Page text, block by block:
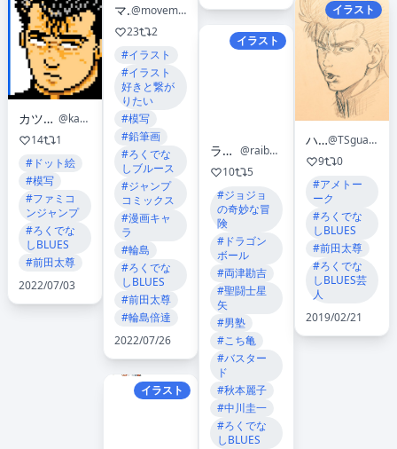
カツ０２４３
@katsu0243
14
1
#ドット絵
#模写
#ファミコ
ンジャンプ
#ろくでな
しBLUES
#前田太尊
2022/07/03
マサ
@movemasayuki
23
2
#イラスト
#イラスト
好きと繋が
りたい
#模写
#鉛筆画
#ろくでな
しブルース
#ジャンプ
コミックス
#漫画キャ
ラ
#輪島
#ろくでな
しBLUES
#前田太尊
#輪島倍達
2022/07/26
イラスト
イラスト
ライブラ
@raibura0801
10
5
#ジョジョ
の奇妙な冒
険
#ドラゴン
ボール
#両津勘吉
#聖闘士星
矢
#男塾
#こち亀
#バスター
ド
#秋本麗子
#中川圭一
#ろくでな
しBLUES
イラスト
ハル
@TSguares
9
0
#アメトー
ーク
#ろくでな
しBLUES
#前田太尊
#ろくでな
しBLUES芸
人
2019/02/21